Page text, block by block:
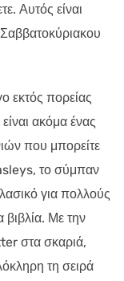
Αυτός είναι
Σαββατοκύριακου
εκτός πορείας
ακόμα ένας
που μπορείτε
το σύμπαν
για πολλούς
βιβλία. Με την
στα σκαριά,
τη σειρά